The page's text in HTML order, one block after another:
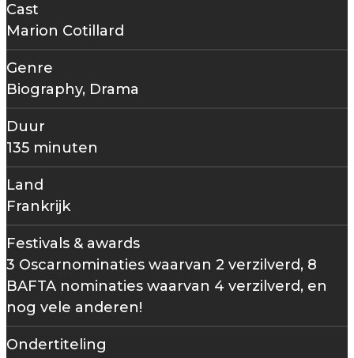
Cast
Marion Cotillard
Genre
Biography, Drama
Duur
135 minuten
Land
Frankrijk
Festivals & awards
3 Oscarnominaties waarvan 2 verzilverd, 8
BAFTA nominaties waarvan 4 verzilverd, en
nog vele anderen!
Ondertiteling